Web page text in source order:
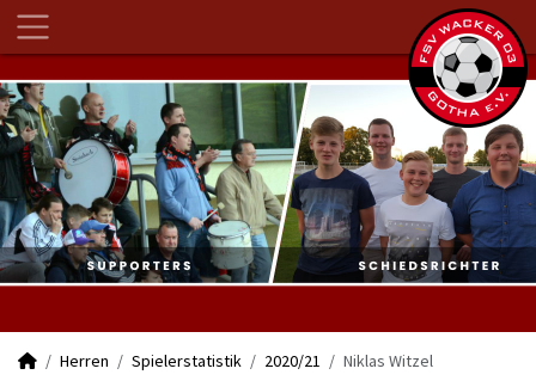
Herren Spielerstatistik 2020/21 Niklas Witzel